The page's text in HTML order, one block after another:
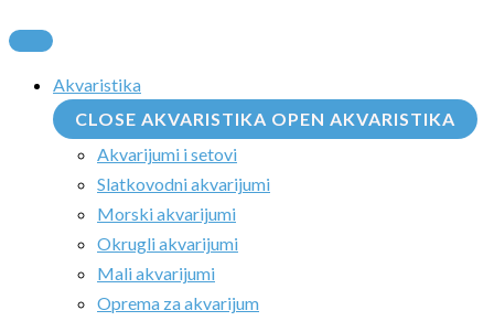
Akvaristika
CLOSE AKVARISTIKA OPEN AKVARISTIKA
Akvarijumi i setovi
Slatkovodni akvarijumi
Morski akvarijumi
Okrugli akvarijumi
Mali akvarijumi
Oprema za akvarijum